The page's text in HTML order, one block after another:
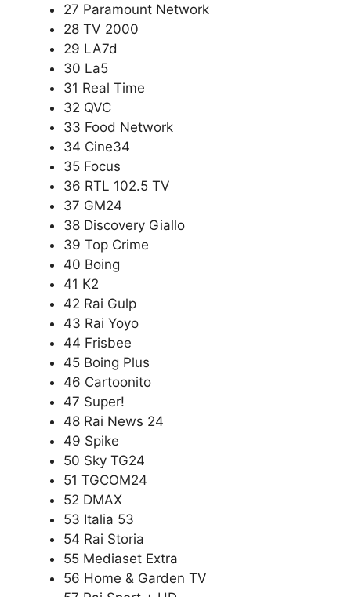
27 Paramount Network
28 TV 2000
29 LA7d
30 La5
31 Real Time
32 QVC
33 Food Network
34 Cine34
35 Focus
36 RTL 102.5 TV
37 GM24
38 Discovery Giallo
39 Top Crime
40 Boing
41 K2
42 Rai Gulp
43 Rai Yoyo
44 Frisbee
45 Boing Plus
46 Cartoonito
47 Super!
48 Rai News 24
49 Spike
50 Sky TG24
51 TGCOM24
52 DMAX
53 Italia 53
54 Rai Storia
55 Mediaset Extra
56 Home & Garden TV